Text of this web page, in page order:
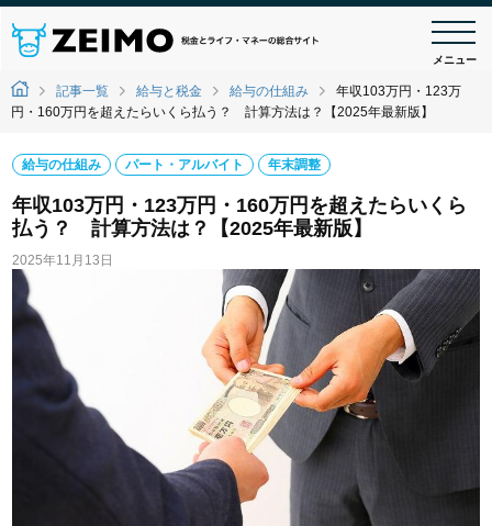
メニュー
記事一覧 給与と税金 給与の仕組み
年収103万円・123万
円・160万円を超えたらいくら払う？ 計算方法は？【2025年最新版】
給与の仕組み パート・アルバイト 年末調整
年収103万円・123万円・160万円を超えたらいくら
払う？ 計算方法は？【2025年最新版】
2025年11月13日